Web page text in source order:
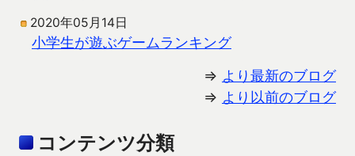
2020年05月14日
小学生が遊ぶゲームランキング
⇒ より最新のブログ
⇒ より以前のブログ
コンテンツ分類